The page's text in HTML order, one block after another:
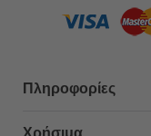
Πληροφορίες
Χρήσιμα